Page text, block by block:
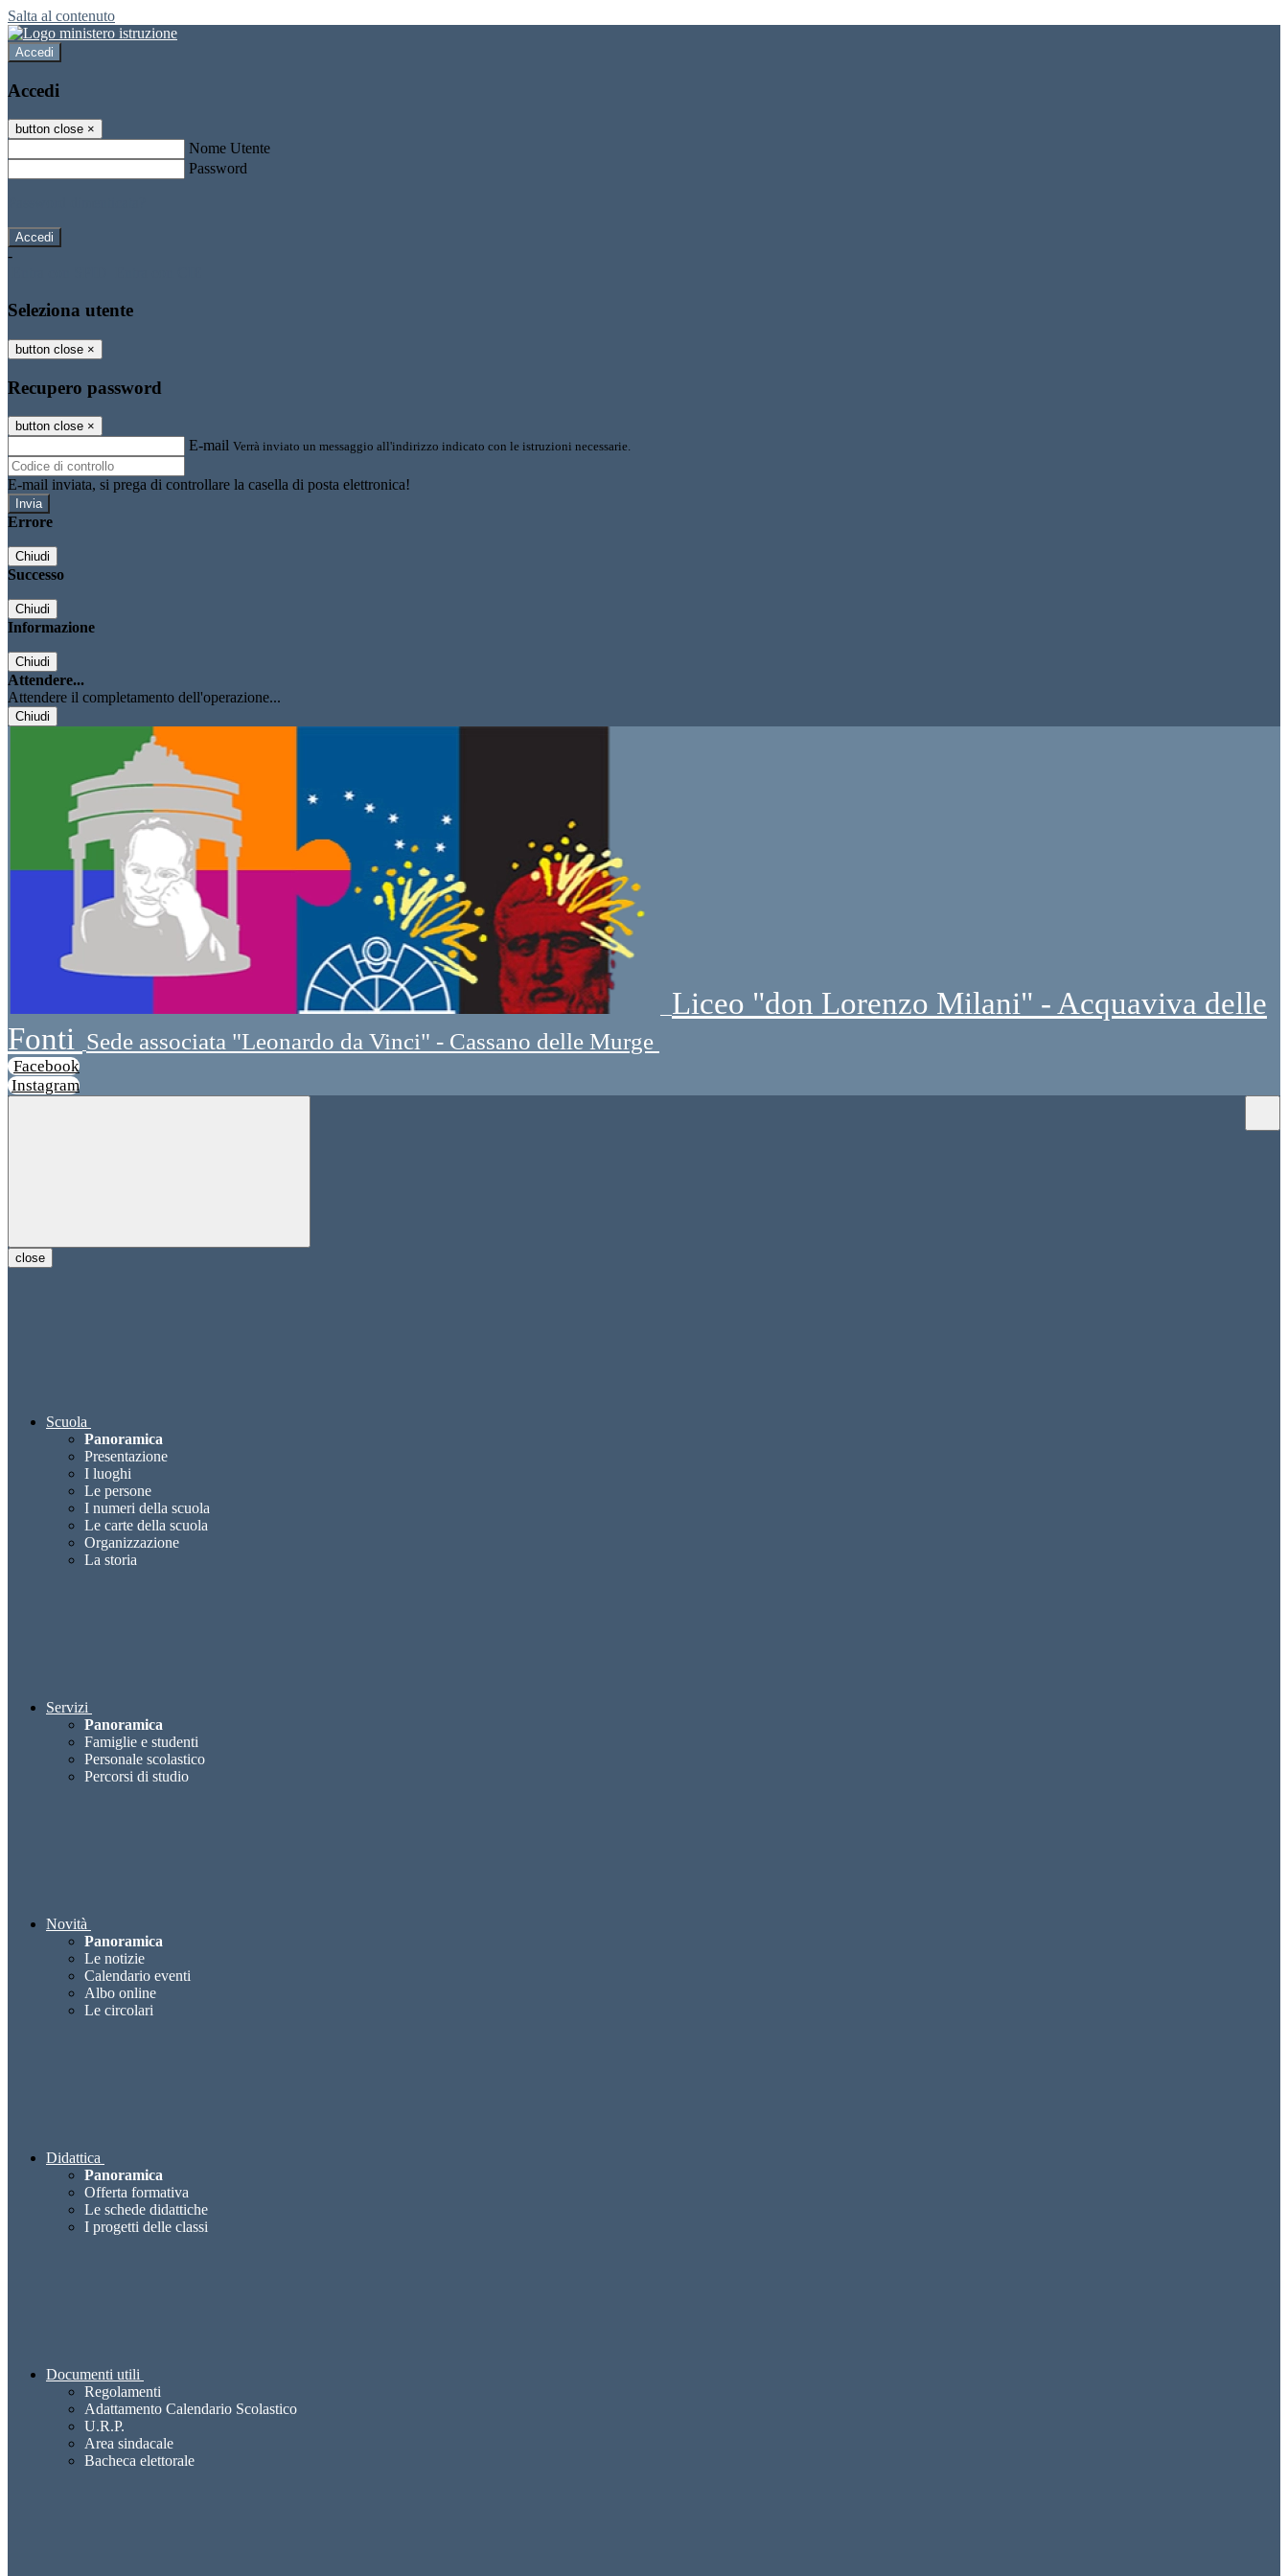
Salta al contenuto
Accedi
Accedi
button close ×
Nome Utente
Password
-
Seleziona utente
button close ×
Recupero password
button close ×
E-mail Verrà inviato un messaggio all'indirizzo indicato con le istruzioni necessarie.
E-mail inviata, si prega di controllare la casella di posta elettronica!
Errore
Chiudi
Successo
Chiudi
Informazione
Chiudi
Attendere...
Attendere il completamento dell'operazione...
Chiudi
Liceo "don Lorenzo Milani" - Acquaviva delle
Fonti Sede associata "Leonardo da Vinci" - Cassano delle Murge
Facebook
Instagram
close
Scuola
Panoramica
Presentazione
I luoghi
Le persone
I numeri della scuola
Le carte della scuola
Organizzazione
La storia
Servizi
Panoramica
Famiglie e studenti
Personale scolastico
Percorsi di studio
Novità
Panoramica
Le notizie
Calendario eventi
Albo online
Le circolari
Didattica
Panoramica
Offerta formativa
Le schede didattiche
I progetti delle classi
Documenti utili
Regolamenti
Adattamento Calendario Scolastico
U.R.P.
Area sindacale
Bacheca elettorale